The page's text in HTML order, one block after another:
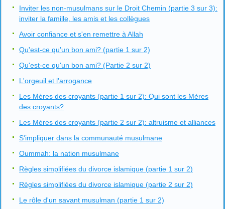
Inviter les non-musulmans sur le Droit Chemin (partie 3 sur 3):
inviter la famille, les amis et les collègues
Avoir confiance et s'en remettre à Allah
Qu'est-ce qu'un bon ami? (partie 1 sur 2)
Qu'est-ce qu'un bon ami? (Partie 2 sur 2)
L'orgeuil et l'arrogance
Les Mères des croyants (partie 1 sur 2): Qui sont les Mères
des croyants?
Les Mères des croyants (partie 2 sur 2): altruisme et alliances
S'impliquer dans la communauté musulmane
Oummah: la nation musulmane
Règles simplifiées du divorce islamique (partie 1 sur 2)
Règles simplifiées du divorce islamique (partie 2 sur 2)
Le rôle d'un savant musulman (partie 1 sur 2)